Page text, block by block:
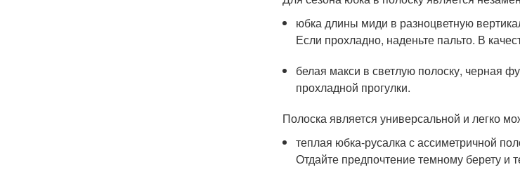
юбка длины миди в разноцветную
Если прохладно, наденьте пальто. В
белая макси в светлую полоску, черная
прохладной прогулки.
Полоска является универсальной и легко
теплая юбка-русалка с ассиметричной
Отдайте предпочтение темному берету и